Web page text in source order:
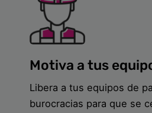
Motiva a tus
Libera a tus equipos de
burocracias para que se